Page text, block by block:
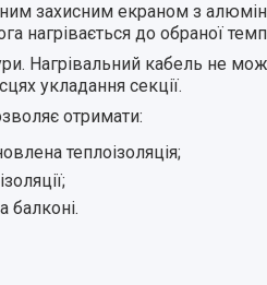
захисним екраном з
нагрівається до обраної
Нагрівальний кабель не
укладання секції.
отримати:
теплоізоляція;
балконі.